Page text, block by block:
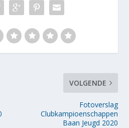
VOLGENDE
Fotoverslag
Clubkampioenschappen
Baan Jeugd 2020